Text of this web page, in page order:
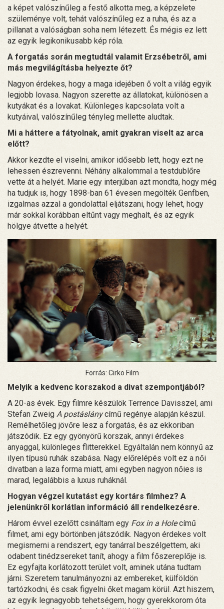
a képet valószínűleg a festő alkotta meg, a képzelete
szüleménye volt, tehát valószínűleg ez a ruha, és az a
pillanat a valóságban soha nem létezett. És mégis ez lett
az egyik legikonikusabb kép róla.
A forgatás során megtudtál valamit Erzsébetről, ami
más megvilágításba helyezte őt?
Nagyon érdekes, hogy a maga idejében ő volt a világ egyik
legjobb lovasa. Nagyon szerette az állatokat, különösen a
kutyákat és a lovakat. Különleges kapcsolata volt a
kutyáival, valószínűleg tényleg mellette aludtak.
Mi a háttere a fátyolnak, amit gyakran viselt az arca
előtt?
Akkor kezdte el viselni, amikor idősebb lett, hogy ezt ne
lehessen észrevenni. Néhány alkalommal a testdublőre
vette át a helyét. Marie egy interjúban azt mondta, hogy még
ha tudjuk is, hogy 1898-ban 61 évesen megölték Genfben,
izgalmas azzal a gondolattal eljátszani, hogy lehet, hogy
már sokkal korábban eltűnt vagy meghalt, és az egyik
hölgye átvette a helyét.
Forrás: Cirko Film
Melyik a kedvenc korszakod a divat szempontjából?
A 20-as évek. Egy filmre készülök Terrence Davisszel, ami
Stefan Zweig A postáslánycímű regénye alapján készül.
Remélhetőleg jövőre lesz a forgatás, és az ekkoriban
játszódik. Ez egy gyönyörű korszak, annyi érdekes
anyaggal, különleges flitterekkel. Egyáltalán nem könnyű az
ilyen típusú ruhák szabása. Nagy előrelépés volt ez a női
divatban a laza forma miatt, ami egyben nagyon nőies is
marad, legalábbis a luxus ruháknál.
Hogyan végzel kutatást egy kortárs filmhez? A
jelenünkről korlátlan információ áll rendelkezésre.
Három évvel ezelőtt csináltam egy Fox in a Holecímű
filmet, ami egy börtönben játszódik. Nagyon érdekes volt
megismerni a rendszert, egy tanárral beszélgettem, aki
odabent tinédzsereket tanít, ahogy a film főszereplője is.
Ez egyfajta korlátozott terület volt, aminek utána tudtam
járni. Szeretem tanulmányozni az embereket, külföldön
tartózkodni, és csak figyelni őket magam körül. Azt hiszem,
az egyik legnagyobb tehetségem, hogy gyerekkorom óta